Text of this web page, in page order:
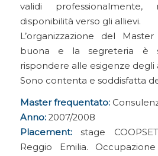
validi professionalmente,
disponibilità verso gli allievi.
L’organizzazione del
buona e la segreteria è
rispondere alle esigenze degli
Sono contenta e soddisfatta
Master frequentato:
Anno:2007/2008
Placement:stage
Reggio Emilia. Occupazione